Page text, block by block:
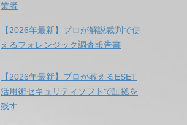
業者
【2026年最新】プロが解説裁判で使
えるフォレンジック調査報告書
【2026年最新】プロが教えるESET
活用術セキュリティソフトで証拠を
残す